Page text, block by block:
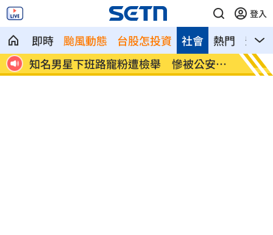
登入
即時 颱風動態 台股怎投資 熱門 影音
社會
中
知名男星下班路寵粉遭檢舉 慘被公安約
談
永慶